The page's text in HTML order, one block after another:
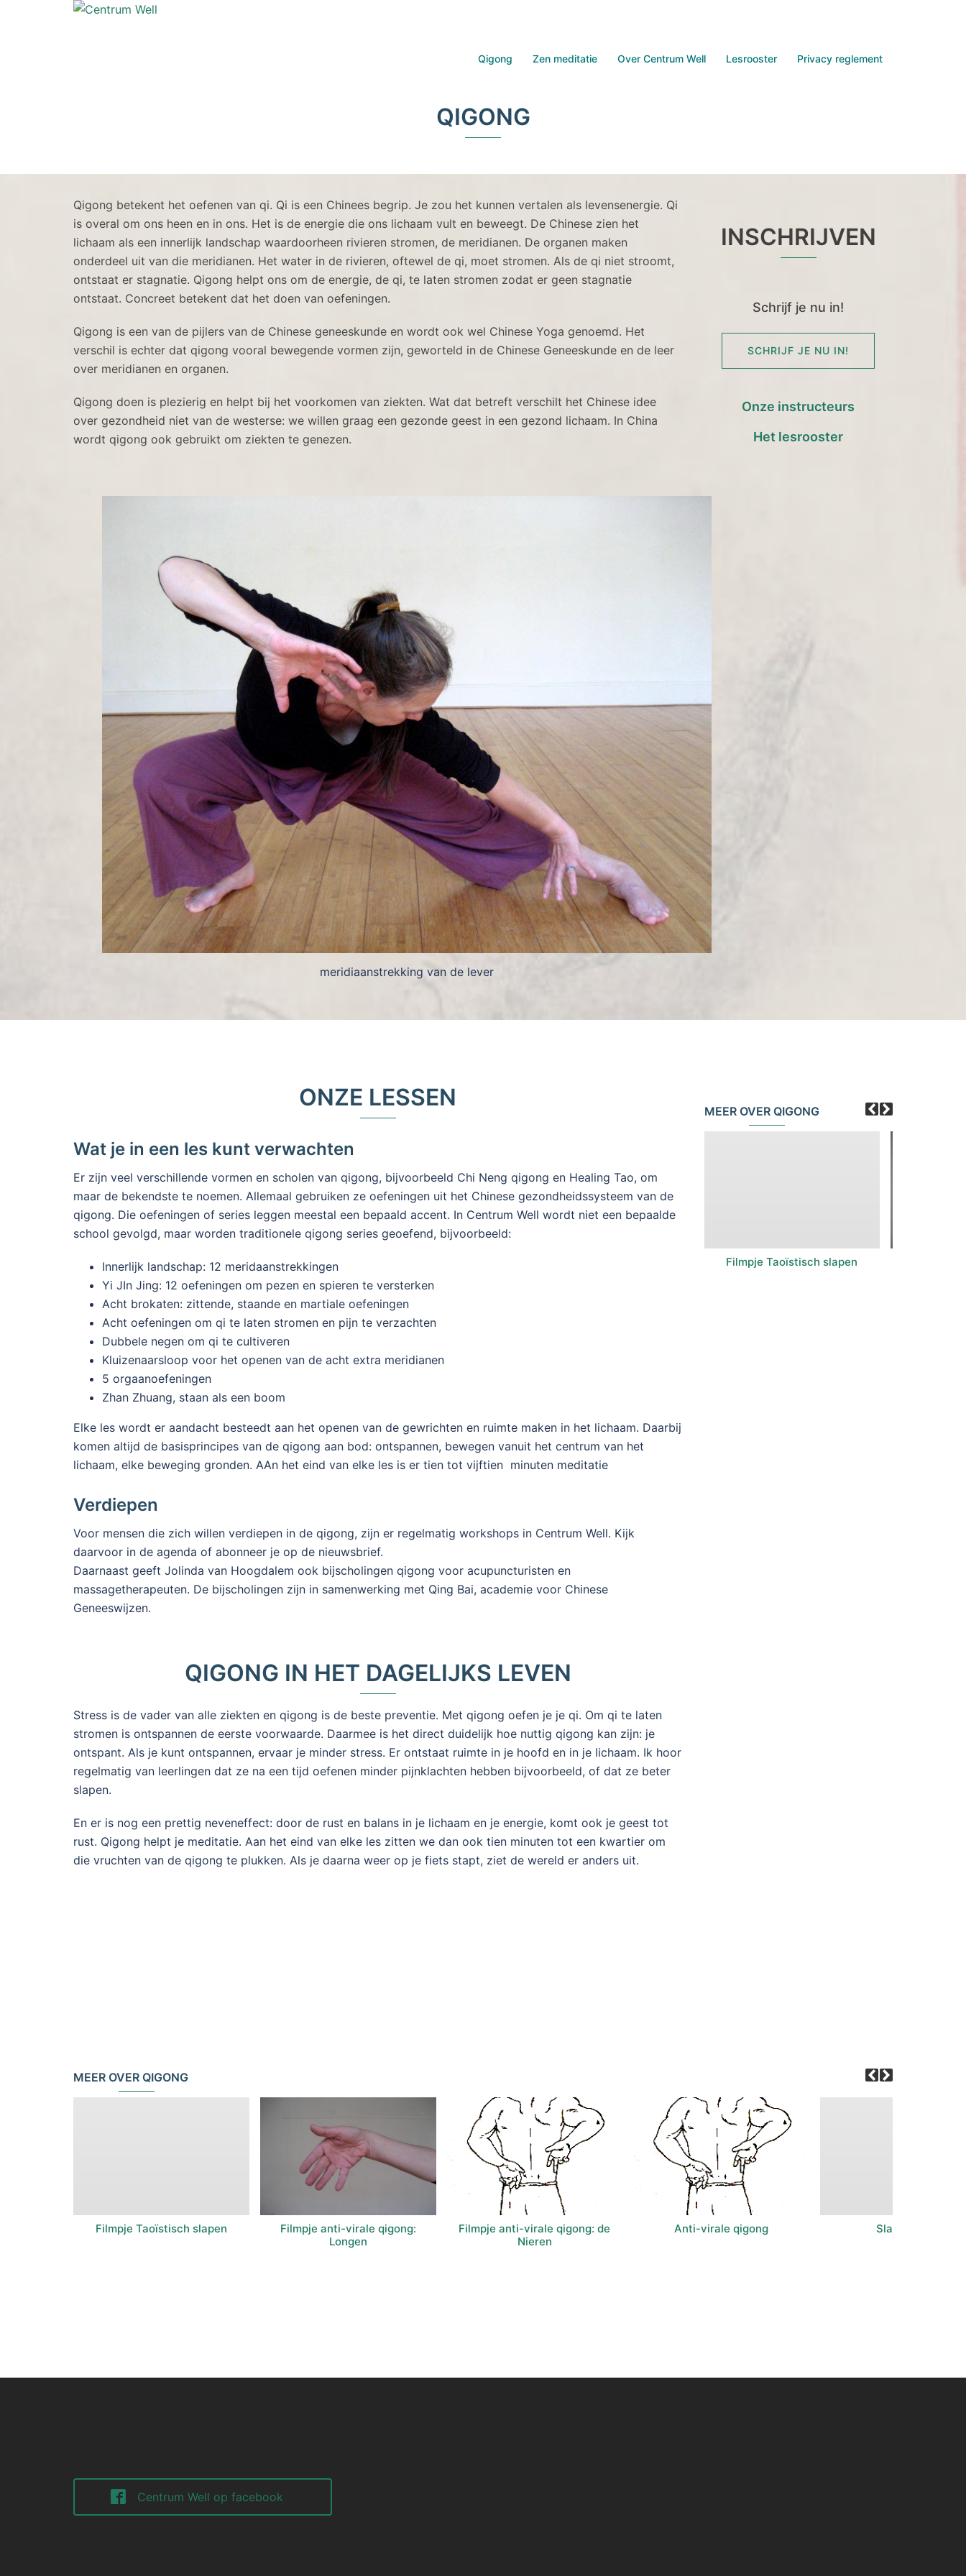
Qigong Zen meditatie Over Centrum Well Lesrooster Privacy reglement
QIGONG
Qigong betekent het oefenen van qi. Qi is een Chinees begrip. Je zou het kunnen vertalen als levensenergie. Qi
is overal om ons heen en in ons. Het is de energie die ons lichaam vult en beweegt. De Chinese zien het
lichaam als een innerlijk landschap waardoorheen rivieren stromen, de meridianen. De organen maken
onderdeel uit van die meridianen. Het water in de rivieren, oftewel de qi, moet stromen. Als de qi niet stroomt,
ontstaat er stagnatie. Qigong helpt ons om de energie, de qi, te laten stromen zodat er geen stagnatie
ontstaat. Concreet betekent dat het doen van oefeningen.
Qigong is een van de pijlers van de Chinese geneeskunde en wordt ook wel Chinese Yoga genoemd. Het
verschil is echter dat qigong vooral bewegende vormen zijn, geworteld in de Chinese Geneeskunde en de leer
over meridianen en organen.
Qigong doen is plezierig en helpt bij het voorkomen van ziekten. Wat dat betreft verschilt het Chinese idee
over gezondheid niet van de westerse: we willen graag een gezonde geest in een gezond lichaam. In China
wordt qigong ook gebruikt om ziekten te genezen.
meridiaanstrekking van de lever
INSCHRIJVEN
Schrijf je nu in!
SCHRIJF JE NU IN!
Onze instructeurs
Het lesrooster
ONZE LESSEN
Wat je in een les kunt verwachten
Er zijn veel verschillende vormen en scholen van qigong, bijvoorbeeld Chi Neng qigong en Healing Tao, om
maar de bekendste te noemen. Allemaal gebruiken ze oefeningen uit het Chinese gezondheidssysteem van de
qigong. Die oefeningen of series leggen meestal een bepaald accent. In Centrum Well wordt niet een bepaalde
school gevolgd, maar worden traditionele qigong series geoefend, bijvoorbeeld:
Innerlijk landschap: 12 meridaanstrekkingen
Yi JIn Jing: 12 oefeningen om pezen en spieren te versterken
Acht brokaten: zittende, staande en martiale oefeningen
Acht oefeningen om qi te laten stromen en pijn te verzachten
Dubbele negen om qi te cultiveren
Kluizenaarsloop voor het openen van de acht extra meridianen
5 orgaanoefeningen
Zhan Zhuang, staan als een boom
Elke les wordt er aandacht besteedt aan het openen van de gewrichten en ruimte maken in het lichaam. Daarbij
komen altijd de basisprincipes van de qigong aan bod: ontspannen, bewegen vanuit het centrum van het
lichaam, elke beweging gronden. AAn het eind van elke les is er tien tot vijftien minuten meditatie
Verdiepen
Voor mensen die zich willen verdiepen in de qigong, zijn er regelmatig workshops in Centrum Well. Kijk
daarvoor in de agenda of abonneer je op de nieuwsbrief.
Daarnaast geeft Jolinda van Hoogdalem ook bijscholingen qigong voor acupuncturisten en
massagetherapeuten. De bijscholingen zijn in samenwerking met Qing Bai, academie voor Chinese
Geneeswijzen.
QIGONG IN HET DAGELIJKS LEVEN
Stress is de vader van alle ziekten en qigong is de beste preventie. Met qigong oefen je je qi. Om qi te laten
stromen is ontspannen de eerste voorwaarde. Daarmee is het direct duidelijk hoe nuttig qigong kan zijn: je
ontspant. Als je kunt ontspannen, ervaar je minder stress. Er ontstaat ruimte in je hoofd en in je lichaam. Ik hoor
regelmatig van leerlingen dat ze na een tijd oefenen minder pijnklachten hebben bijvoorbeeld, of dat ze beter
slapen.
En er is nog een prettig neveneffect: door de rust en balans in je lichaam en je energie, komt ook je geest tot
rust. Qigong helpt je meditatie. Aan het eind van elke les zitten we dan ook tien minuten tot een kwartier om
die vruchten van de qigong te plukken. Als je daarna weer op je fiets stapt, ziet de wereld er anders uit.
MEER OVER QIGONG
Filmpje Taoïstisch slapen
MEER OVER QIGONG
Filmpje Taoïstisch slapen
Filmpje anti-virale qigong:
Longen
Filmpje anti-virale qigong: de
Nieren
Anti-virale qigong Slaapqigong
Centrum Well op facebook